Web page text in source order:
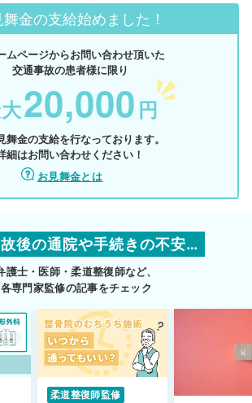
舞金の支給始めました！
ムページからお問い合わせ頂いた
交通事故の患者様に限り
20,000 円
舞金の支給を行なっております。
細はお問い合わせください！
お見舞金とは
後の通院や手続きの不安…
護士・医師・柔道整復師など、
各専門家監修の記事をチェック
柔道整復師監修